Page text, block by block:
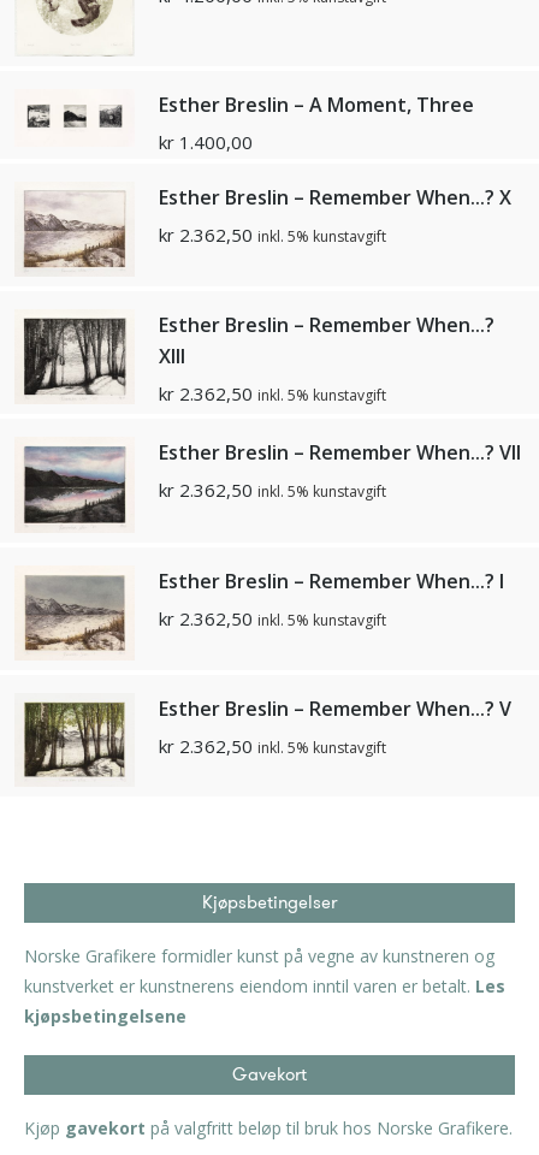
Esther Breslin – A Moment, Three
kr 1.400,00
Esther Breslin – Remember When...? X
kr 2.362,50 inkl. 5% kunstavgift
Esther Breslin – Remember When...?
XIII
kr 2.362,50 inkl. 5% kunstavgift
Esther Breslin – Remember When...? VII
kr 2.362,50 inkl. 5% kunstavgift
Esther Breslin – Remember When...? I
kr 2.362,50 inkl. 5% kunstavgift
Esther Breslin – Remember When...? V
kr 2.362,50 inkl. 5% kunstavgift
Kjøpsbetingelser
Norske Grafikere formidler kunst på vegne av kunstneren og
kunstverket er kunstnerens eiendom inntil varen er betalt. Les
kjøpsbetingelsene
Gavekort
Kjøp gavekort på valgfritt beløp til bruk hos Norske Grafikere.